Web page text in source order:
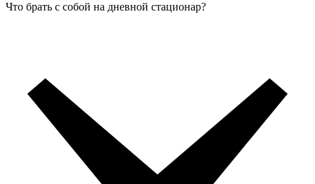
Что брать с собой на дневной стационар?